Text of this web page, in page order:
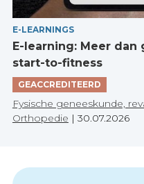
E-LEARNINGS
E-learning: Meer
start-to-fitness
GEACCREDITEERD
Fysische geneeskunde,
Orthopedie | 30.07.2026